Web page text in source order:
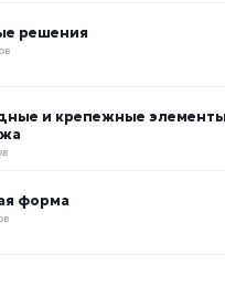
решения
и крепежные
форма